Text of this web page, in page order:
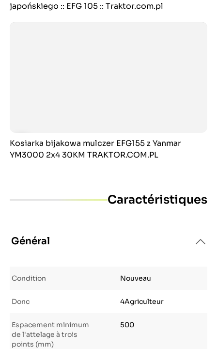
japońskiego :: EFG 105 :: Traktor.com.pl
Kosiarka bijakowa mulczer EFG155 z Yanmar
YM3000 2x4 30KM TRAKTOR.COM.PL
Caractéristiques
Général
Condition Nouveau
Donc 4Agriculteur
Espacement minimum
de l'attelage à trois
points (mm)
500